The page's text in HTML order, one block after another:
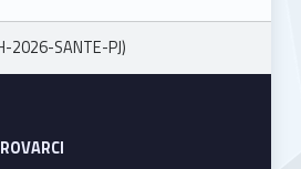
2026-SANTE-PJ)